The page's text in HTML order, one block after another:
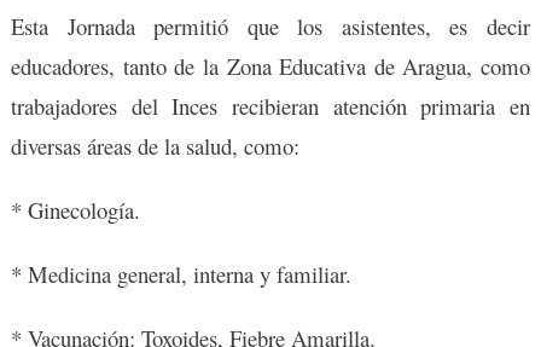
Esta Jornada permitió que los asistentes, es decir
educadores, tanto de la Zona Educativa de Aragua, como
trabajadores del Inces recibieran atención primaria en
diversas áreas de la salud, como:
* Ginecología.
* Medicina general, interna y familiar.
* Vacunación: Toxoides, Fiebre Amarilla.